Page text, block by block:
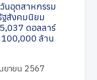
นอุตสาหกรรม
ฐสังคมนิยม
ดอลลาร์
100,000 ล้าน
ยายน 2567